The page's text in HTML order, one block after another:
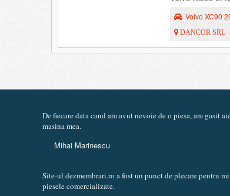
Volvo XC90
DANCOR SRL
De fiecare data cand am avut nevoie de o piesa, am gasit
masina mea.
Mihai Marinescu
Site-ul dezmembrari.ro a fost un punct de plecare pentru
piesele comercializate.